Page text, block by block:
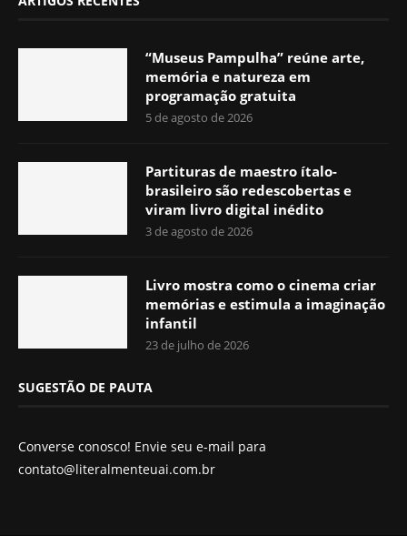
“Museus Pampulha” reúne arte,
memória e natureza em
programação gratuita
5 de agosto de 2026
Partituras de maestro ítalo-
brasileiro são redescobertas e
viram livro digital inédito
3 de agosto de 2026
Livro mostra como o cinema criar
memórias e estimula a imaginação
infantil
23 de julho de 2026
SUGESTÃO DE PAUTA
Converse conosco! Envie seu e-mail para
contato@literalmenteuai.com.br